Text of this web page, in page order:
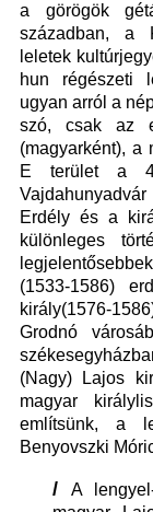
a görögök
században, a
leletek
hun régészeti
ugyan arról a
szó, csak az
(magyarként), a
E terület a 4
Erdély és a
különleges
(1533-1586)
király(1576-
Grodnó
(Nagy) Lajos
magyar
említsünk, a
Benyovszki
/
A